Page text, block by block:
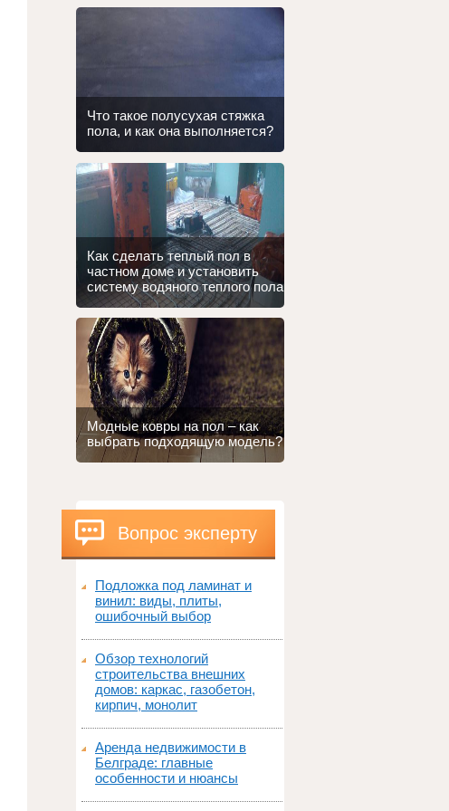
Что такое полусухая стяжка
пола, и как она выполняется?
Как сделать теплый пол в
частном доме и установить
систему водяного теплого пола
Модные ковры на пол – как
выбрать подходящую модель?
Вопрос эксперту
Подложка под ламинат и
винил: виды, плиты,
ошибочный выбор
Обзор технологий
строительства внешних
домов: каркас, газобетон,
кирпич, монолит
Аренда недвижимости в
Белграде: главные
особенности и нюансы